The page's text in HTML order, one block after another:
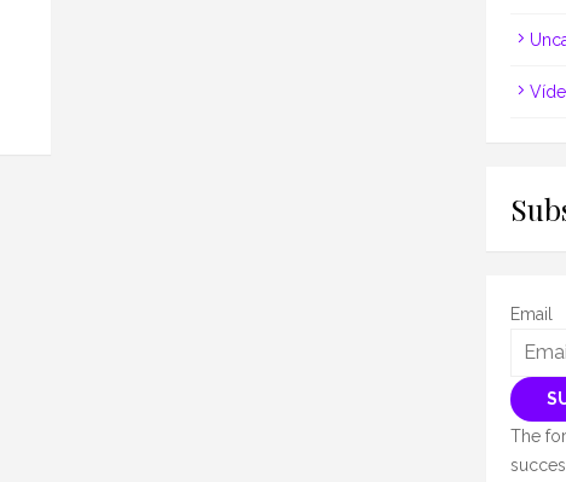
Email
The